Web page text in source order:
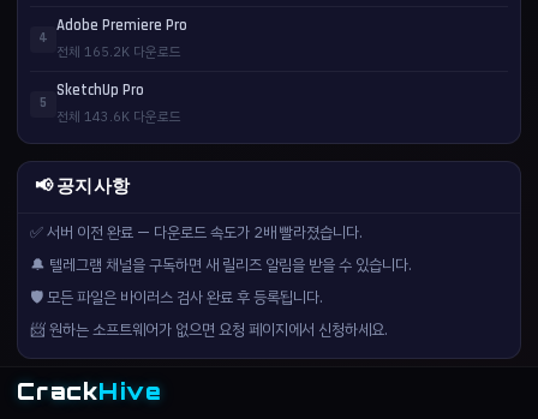
4
Adobe Premiere Pro
전체 165.2K 다운로드
5
SketchUp Pro
전체 143.6K 다운로드
📢 공지사항
✅ 서버 이전 완료 — 다운로드 속도가 2배 빨라졌습니다.
🔔 텔레그램 채널을 구독하면 새 릴리즈 알림을 받을 수 있습니다.
🛡️ 모든 파일은 바이러스 검사 완료 후 등록됩니다.
📨 원하는 소프트웨어가 없으면 요청 페이지에서 신청하세요.
CrackHive